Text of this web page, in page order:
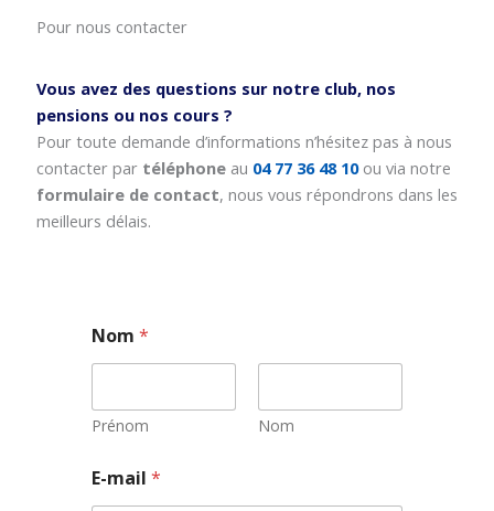
Pour nous contacter
Vous avez des questions sur notre club, nos
pensions ou nos cours ?
Pour toute demande d’informations n’hésitez pas à nous
contacter par téléphoneau 04 77 36 48 10 ou via notre
formulaire de contact, nous vous répondrons dans les
meilleurs délais.
Nom*
Prénom Nom
-
m
E-mail*